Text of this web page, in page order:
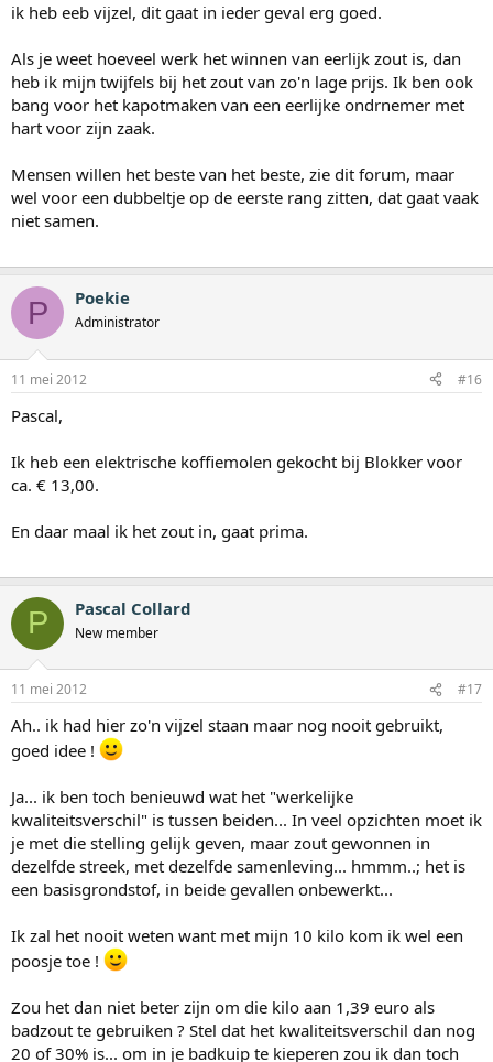
ik heb eeb vijzel, dit gaat in ieder geval erg goed.
Als je weet hoeveel werk het winnen van eerlijk zout is, dan
heb ik mijn twijfels bij het zout van zo'n lage prijs. Ik ben ook
bang voor het kapotmaken van een eerlijke ondrnemer met
hart voor zijn zaak.
Mensen willen het beste van het beste, zie dit forum, maar
wel voor een dubbeltje op de eerste rang zitten, dat gaat vaak
niet samen.
P Poekie
Administrator
11 mei 2012 #16
Pascal,
Ik heb een elektrische koffiemolen gekocht bij Blokker voor
ca. € 13,00.
En daar maal ik het zout in, gaat prima.
P Pascal Collard
New member
11 mei 2012 #17
Ah.. ik had hier zo'n vijzel staan maar nog nooit gebruikt,
goed idee !
Ja... ik ben toch benieuwd wat het "werkelijke
kwaliteitsverschil" is tussen beiden... In veel opzichten moet ik
je met die stelling gelijk geven, maar zout gewonnen in
dezelfde streek, met dezelfde samenleving... hmmm..; het is
een basisgrondstof, in beide gevallen onbewerkt...
Ik zal het nooit weten want met mijn 10 kilo kom ik wel een
poosje toe !
Zou het dan niet beter zijn om die kilo aan 1,39 euro als
badzout te gebruiken ? Stel dat het kwaliteitsverschil dan nog
20 of 30% is... om in je badkuip te kieperen zou ik dan toch